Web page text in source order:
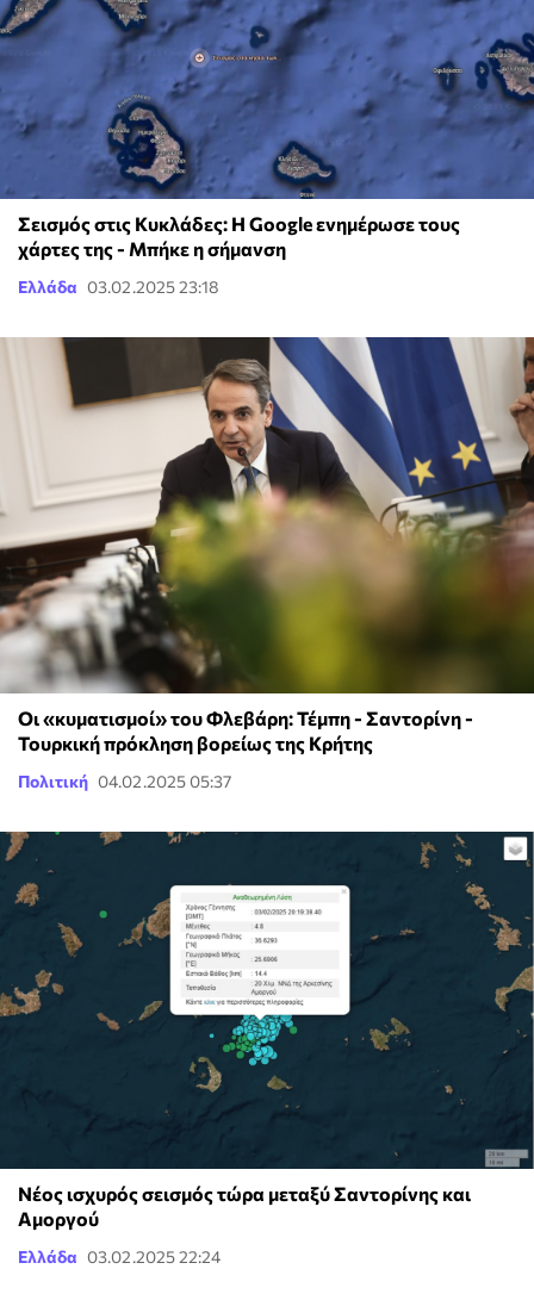
Σεισμός στις Κυκλάδες: Η Google ενημέρωσε τους
χάρτες της - Μπήκε η σήμανση
Ελλάδα 03.02.2025 23:18
Οι «κυματισμοί» του Φλεβάρη: Τέμπη - Σαντορίνη -
Τουρκική πρόκληση βορείως της Κρήτης
Πολιτική 04.02.2025 05:37
Νέος ισχυρός σεισμός τώρα μεταξύ Σαντορίνης και
Αμοργού
Ελλάδα 03.02.2025 22:24